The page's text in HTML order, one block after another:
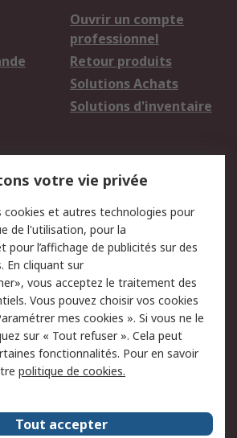
Ouvrir un compte
professionnel
Retour produits
Solutions Achats
Solutions d'inventaire
à
Sécurité des E-mails
Politique anti-
corruption
Evénements
Plc
Presse
votre vie privée
cookies et autres technologies pour
de l'utilisation, pour la
pour l’affichage de publicités sur des
En cliquant sur
vous acceptez le traitement des
Vous pouvez choisir vos cookies
mes cookies ». Si vous ne le
sur « Tout refuser ». Cela peut
fonctionnalités. Pour en savoir
politique de cookies.
Tout accepter